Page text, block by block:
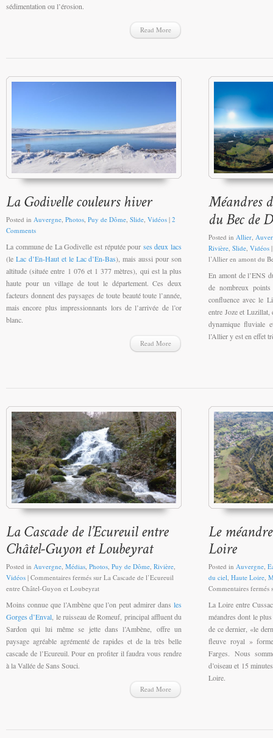
sédimentation ou l’érosion.
Read More
Posted in Auvergne, Photos, Puy de Dôme, Slide, Vidéos | 2
Comments
La commune de La Godivelle est réputée pour ses deux lacs
(le Lac d’En-Haut et le Lac d’En-Bas), mais aussi pour son
altitude (située entre 1 076 et 1 377 mètres), qui est la plus
haute pour un village de tout le département. Ces deux
facteurs donnent des paysages de toute beauté toute l’année,
mais encore plus impressionnants lors de l’arrivée de l’or
blanc.
Read More
Posted in Allier
Rivière Slide Vidéos
l’Allier en amont du
En amont de l’ENS
de nombreux points
confluence avec le
entre Joze et Luzillat,
dynamique fluviale
l’Allier y est en effet
Posted in Auvergne, Médias, Photos, Puy de Dôme, Rivière,
Vidéos | Commentaires fermés sur La Cascade de l’Ecureuil
entre Châtel-Guyon et Loubeyrat
Moins connue que l’Ambène que l’on peut admirer dans les
Gorges d’Enval, le ruisseau de Romeuf, principal affluent du
Sardon qui lui même se jette dans l’Ambène, offre un
paysage agréable agrémenté de rapides et de la très belle
cascade de l’Ecureuil. Pour en profiter il faudra vous rendre
à la Vallée de Sans Souci.
Read More
Posted in Auvergne,
du ciel, Haute Loire,
Commentaires fermés
La Loire entre
méandres dont le
de ce dernier, «le
fleuve royal »
Farges. Nous
d’oiseau et 15
Loire.